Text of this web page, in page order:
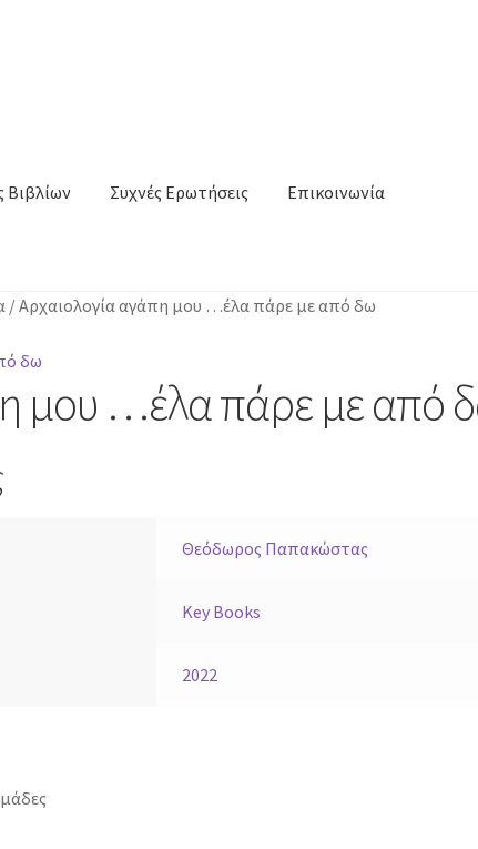
Βιβλίων Συχνές Ερωτήσεις Επικοινωνία
/Αρχαιολογία αγάπη μου …έλα πάρε με από δω
μου …έλα πάρε με από
Θεόδωρος Παπακώστας
Key Books
2022